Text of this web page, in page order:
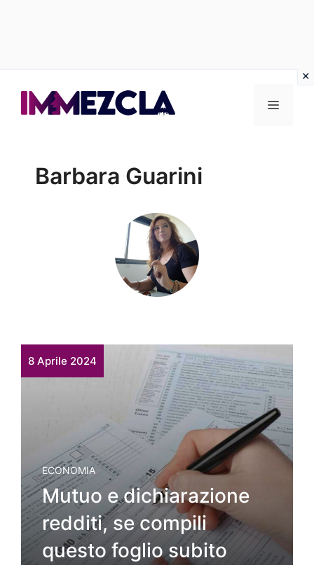
Menu
Barbara Guarini
8 Aprile 2024
ECONOMIA
Mutuo e dichiarazione
redditi, se compili
questo foglio subito